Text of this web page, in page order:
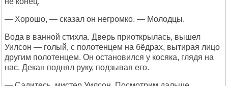
— Хорошо, — сказал он негромко. — Молодцы.
Вода в ванной стихла. Дверь приоткрылась, вышел
Уилсон — голый, с полотенцем на бёдрах, вытирая лицо
другим полотенцем. Он остановился у косяка, глядя на
нас. Декан поднял руку, подзывая его.